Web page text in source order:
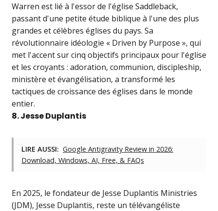
Warren est lié à l'essor de l'église Saddleback,
passant d'une petite étude biblique à l'une des plus
grandes et célèbres églises du pays. Sa
révolutionnaire idéologie « Driven by Purpose », qui
met l'accent sur cinq objectifs principaux pour l'église
et les croyants : adoration, communion, discipleship,
ministère et évangélisation, a transformé les
tactiques de croissance des églises dans le monde
entier.
8. Jesse Duplantis
LIRE AUSSI: Google Antigravity Review in 2026:
Download, Windows, AI, Free, & FAQs
En 2025, le fondateur de Jesse Duplantis Ministries
(JDM), Jesse Duplantis, reste un télévangéliste